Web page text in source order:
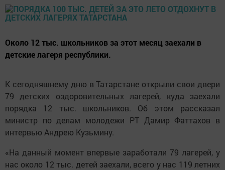
Около 12 тыс. школьников за этот месяц заехали в
детские лагеря республики.
К сегодняшнему дню в Татарстане открыли свои двери
79 детских оздоровительных лагерей, куда заехали
порядка 12 тыс. школьников. Об этом рассказал
министр по делам молодежи РТ Дамир Фаттахов в
интервью Андрею Кузьмину.
«На данный момент впервые заработали 79 лагерей, у
нас около 12 тыс. детей заехали, всего у нас 119 летних